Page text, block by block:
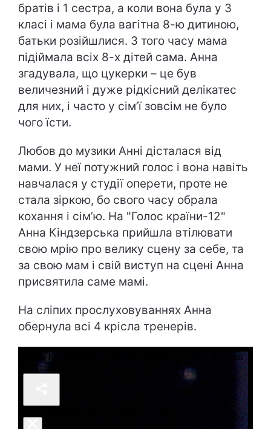
братів і 1 сестра, а коли вона була у 3
класі і мама була вагітна 8-ю дитиною,
батьки розійшлися. З того часу мама
підіймала всіх 8-х дітей сама. Анна
згадувала, що цукерки – це був
величезний і дуже рідкісний делікатес
для них, і часто у сім’ї зовсім не було
чого їсти.
Любов до музики Анні дісталася від
мами. У неї потужний голос і вона навіть
навчалася у студії оперети, проте не
стала зіркою, бо свого часу обрала
кохання і сім’ю. На "Голос країни-12"
Анна Кіндзерська прийшла втілювати
свою мрію про велику сцену за себе, та
за свою мам і свій виступ на сцені Анна
присвятила саме мамі.
На сліпих прослуховуваннях Анна
обернула всі 4 крісла тренерів.